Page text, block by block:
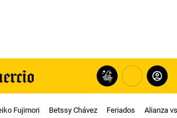
Fujimori Betssy Chávez Feriados Alianza